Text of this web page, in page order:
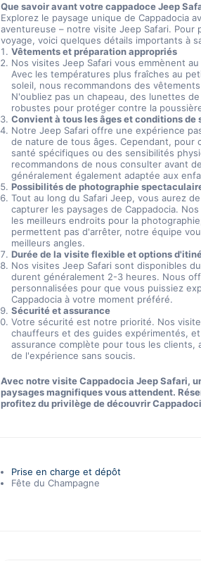
Que savoir avant votre cappadoce Jeep
Explorez le paysage unique de Cappadocia
aventureuse – notre visite Jeep Safari. Pour
voyage, voici quelques détails importants à
Vêtements et préparation appropriés
Nos visites Jeep Safari vous emmènent
Avec les températures plus fraîches au
soleil, nous recommandons des
N'oubliez pas un chapeau, des lunettes
robustes pour protéger contre la
Convient à tous les âges et conditions de
Notre Jeep Safari offre une expérience
de nature de tous âges. Cependant, pour
santé spécifiques ou des sensibilités
recommandons de nous consulter avant
généralement également adaptée aux
Possibilités de photographie
Tout au long du Safari Jeep, vous aurez
capturer les paysages de Cappadocia.
les meilleurs endroits pour la
permettent pas d'arrêter, notre équipe
meilleurs angles.
Durée de la visite flexible et options
Nos visites Jeep Safari sont disponibles
durent généralement 2-3 heures. Nous
personnalisées pour que vous puissiez
Cappadocia à votre moment préféré.
Sécurité et assurance
Votre sécurité est notre priorité. Nos
chauffeurs et des guides expérimentés,
assurance complète pour tous les
de l'expérience sans soucis.
Avec notre visite Cappadocia Jeep Safari,
paysages magnifiques vous attendent.
profitez du privilège de découvrir
Prise en charge et dépôt
Fête du Champagne